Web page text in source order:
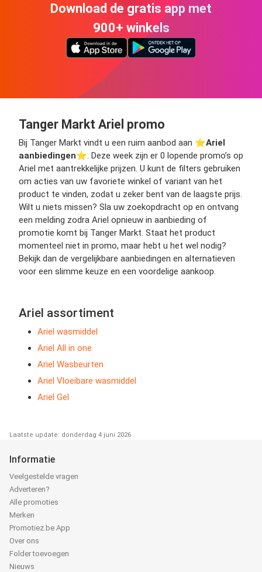
Download de gratis app met
900+ winkels
Tanger Markt Ariel promo
Bij Tanger Markt vindt u een ruim aanbod aan ⭐️Ariel
aanbiedingen⭐️. Deze week zijn er 0 lopende promo’s op
Ariel met aantrekkelijke prijzen. U kunt de filters gebruiken
om acties van uw favoriete winkel of variant van het
product te vinden, zodat u zeker bent van de laagste prijs.
Wilt u niets missen? Sla uw zoekopdracht op en ontvang
een melding zodra Ariel opnieuw in aanbieding of
promotie komt bij Tanger Markt. Staat het product
momenteel niet in promo, maar hebt u het wel nodig?
Bekijk dan de vergelijkbare aanbiedingen en alternatieven
voor een slimme keuze en een voordelige aankoop.
Ariel assortiment
Ariel wasmiddel
Ariel All in one
Ariel Wasbeurten
Ariel Vloeibare wasmiddel
Ariel Gel
Laatste update: donderdag 4 juni 2026
Informatie
Veelgestelde vragen
Adverteren?
Alle promoties
Merken
Promotiez.be App
Over ons
Folder toevoegen
Nieuws